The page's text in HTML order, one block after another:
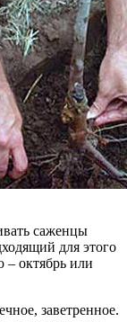
саженцы
для этого
– октябрь или
заветренное.